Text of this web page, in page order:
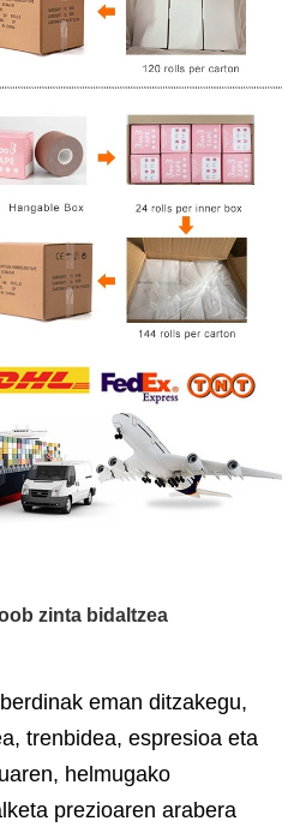
zinta bidaltzea
eman ditzakegu,
trenbidea, espresioa eta
helmugako
prezioaren arabera